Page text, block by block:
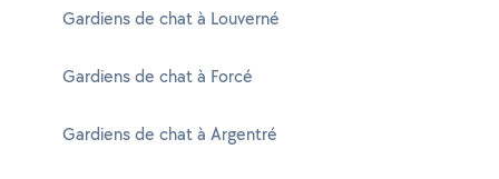
Gardiens de chat à Louverné
Gardiens de chat à Forcé
Gardiens de chat à Argentré